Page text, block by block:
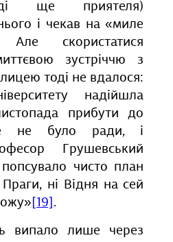
ще приятеля)
і чекав на «миле
скористатися
зустріччю з
тоді не вдалося:
надійшла
прибути до
не було ради, і
Грушевський
чисто план
ні Відня на сей
[19] .
випало лише через